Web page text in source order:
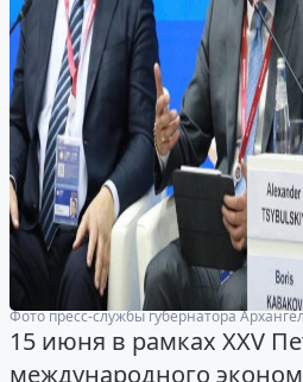
Фото пресс-службы губернатора
15 июня в рамках XXV
международного